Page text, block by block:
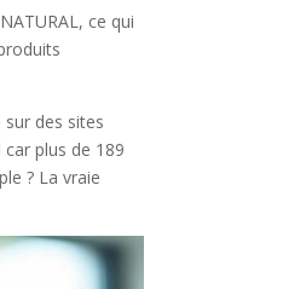
ce qui
des sites
plus de 189
? La vraie